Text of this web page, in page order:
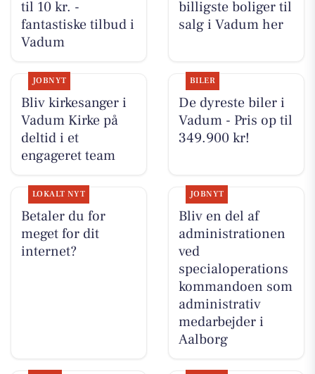
til 10 kr. -
fantastiske tilbud i
Vadum
billigste boliger til
salg i Vadum her
JOBNYT
Bliv kirkesanger i
Vadum Kirke på
deltid i et
engageret team
BILER
De dyreste biler i
Vadum - Pris op til
349.900 kr!
LOKALT NYT
Betaler du for
meget for dit
internet?
JOBNYT
Bliv en del af
administrationen
ved
specialoperations
kommandoen som
administrativ
medarbejder i
Aalborg